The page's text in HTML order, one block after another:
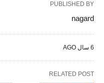
PUBLISHED BY
nagard
6 سال AGO
RELATED POST